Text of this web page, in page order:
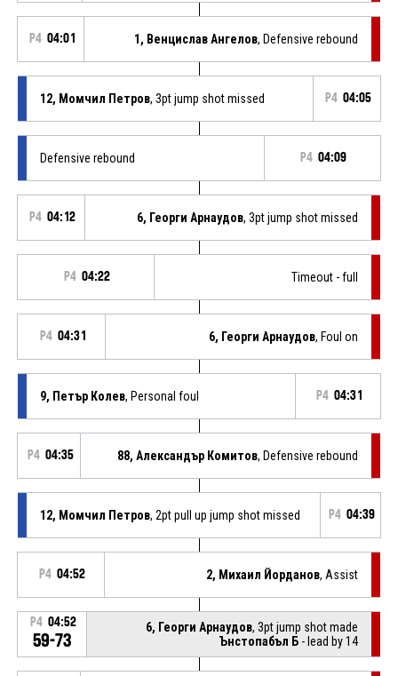
P4 04:01 1, Венцислав Ангелов, Defensive rebound
12, Момчил Петров, 3pt jump shot missed P4 04:05
Defensive rebound P4 04:09
P4 04:12 6, Георги Арнаудов, 3pt jump shot missed
P4 04:22 Timeout - full
P4 04:31 6, Георги Арнаудов, Foul on
9, Петър Колев, Personal foul P4 04:31
P4 04:35 88, Александър Комитов, Defensive rebound
12, Момчил Петров, 2pt pull up jump shot missed P4 04:39
P4 04:52 2, Михаил Йорданов, Assist
P4 04:52
59-73
6, Георги Арнаудов, 3pt jump shot made
Ънстопабъл Б - lead by 14